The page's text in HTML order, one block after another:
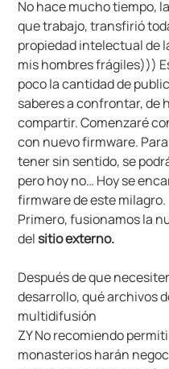
No hace mucho tiempo,
que trabajo, transfirió
propiedad intelectual de
mis hombres frágiles)))
poco la cantidad de
saberes a confrontar, de
compartir. Comenzaré
con nuevo firmware.
tener sin sentido, se
pero hoy no… Hoy se
firmware de este milagro.
Primero, fusionamos la
delsitio externo.
Después de que
desarrollo, qué archivos
multidifusión
ZY No recomiendo
monasterios harán